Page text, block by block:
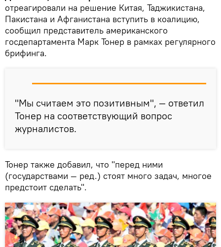
отреагировали на решение Китая, Таджикистана,
Пакистана и Афганистана вступить в коалицию,
сообщил представитель американского
госдепартамента Марк Тонер в рамках регулярного
брифинга.
"Мы считаем это позитивным", — ответил
Тонер на соответствующий вопрос
журналистов.
Тонер также добавил, что "перед ними
(государствами — ред.) стоят много задач, многое
предстоит сделать".